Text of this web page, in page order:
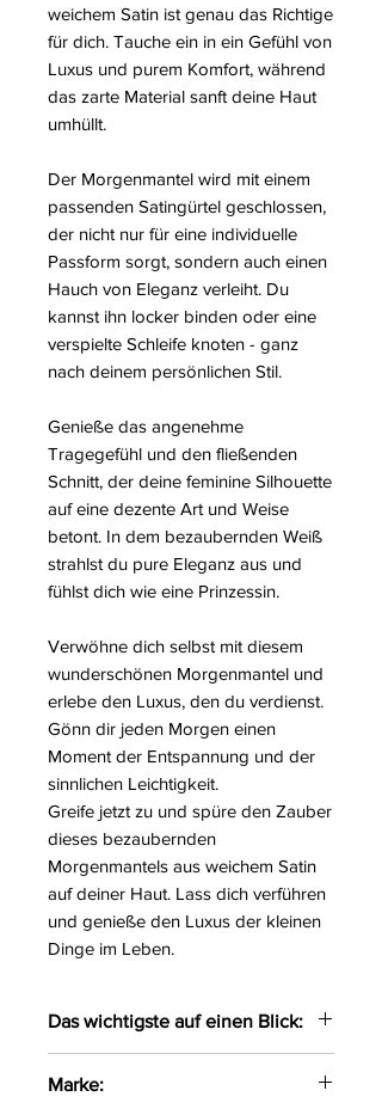
weichem Satin ist genau das Richtige
für dich. Tauche ein in ein Gefühl von
Luxus und purem Komfort, während
das zarte Material sanft deine Haut
umhüllt.
Der Morgenmantel wird mit einem
passenden Satingürtel geschlossen,
der nicht nur für eine individuelle
Passform sorgt, sondern auch einen
Hauch von Eleganz verleiht. Du
kannst ihn locker binden oder eine
verspielte Schleife knoten - ganz
nach deinem persönlichen Stil.
Genieße das angenehme
Tragegefühl und den fließenden
Schnitt, der deine feminine Silhouette
auf eine dezente Art und Weise
betont. In dem bezaubernden Weiß
strahlst du pure Eleganz aus und
fühlst dich wie eine Prinzessin.
Verwöhne dich selbst mit diesem
wunderschönen Morgenmantel und
erlebe den Luxus, den du verdienst.
Gönn dir jeden Morgen einen
Moment der Entspannung und der
sinnlichen Leichtigkeit.
Greife jetzt zu und spüre den Zauber
dieses bezaubernden
Morgenmantels aus weichem Satin
auf deiner Haut. Lass dich verführen
und genieße den Luxus der kleinen
Dinge im Leben.
Das wichtigste auf einen Blick:
gefertigt aus weichem Satin
Marke: